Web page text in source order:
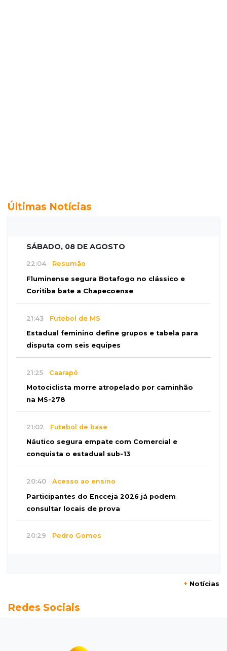
Últimas Notícias
SÁBADO, 08 DE AGOSTO
22:04 Resumão
Fluminense segura Botafogo no clássico e
Coritiba bate a Chapecoense
21:43 Futebol de MS
Estadual feminino define grupos e tabela para
disputa com seis equipes
21:25 Caarapó
Motociclista morre atropelado por caminhão
na MS-278
21:02 Futebol de base
Náutico segura empate com Comercial e
conquista o estadual sub-13
20:40 Acesso ao ensino
Participantes do Encceja 2026 já podem
consultar locais de prova
20:29 Pedro Gomes
Pantanal treina em Goiânia antes de jogo que
Campeonato Brasileiro
+ Notícias
Redes Sociais